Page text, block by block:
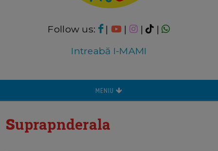
Follow us: | | |
|
Intreabă I-MAMI
MENIU
suprapnderala